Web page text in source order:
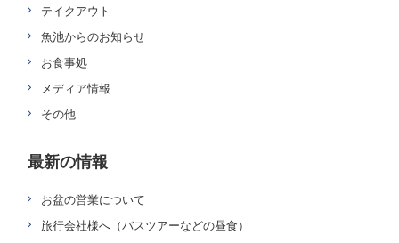
テイクアウト
魚池からのお知らせ
お食事処
メディア情報
その他
最新の情報
お盆の営業について
旅行会社様へ（バスツアーなどの昼食）